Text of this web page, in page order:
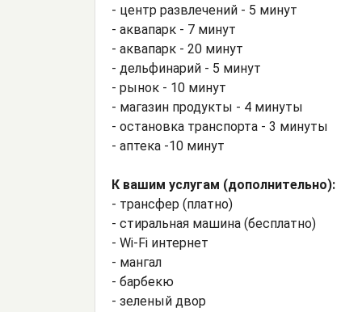
- центр развлечений - 5 минут
- аквапарк - 7 минут
- аквапарк - 20 минут
- дельфинарий - 5 минут
- рынок - 10 минут
- магазин продукты - 4 минуты
- остановка транспорта - 3 минуты
- аптека -10 минут
К вашим услугам (дополнительно):
- трансфер (платно)
- стиральная машина (бесплатно)
- Wi-Fi интернет
- мангал
- барбекю
- зеленый двор